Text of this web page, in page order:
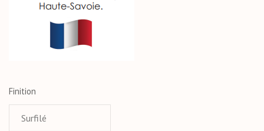
Finition